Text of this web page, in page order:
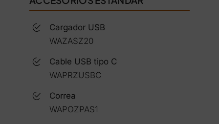
Cargador USB
WAZASZ20
Cable USB tipo C
WAPRZUSBC
Correa
WAPOZPAS1